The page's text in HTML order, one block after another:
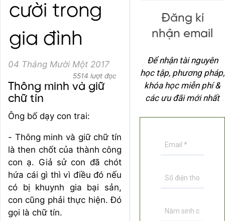
cười trong
gia đình
04 Tháng Mười Một 2017
5514 lượt đọc
Thông minh và giữ
chữ tín
Ông bố dạy con trai:
- Thông minh và giữ chữ tín
là then chốt của thành công
con ạ. Giả sử con đã chót
hứa cái gì thì vì điều đó nếu
có bị khuynh gia bại sản,
con cũng phải thực hiện. Đó
gọi là chữ tín.
Đăng kí
nhận email
Để nhận tài nguyên
học tập, phương pháp,
khóa học miễn phí &
các ưu đãi mới nhất